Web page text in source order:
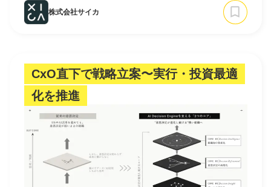
株式会社サイカ
CxO直下で戦略立案〜実行・投資最適
化を推進